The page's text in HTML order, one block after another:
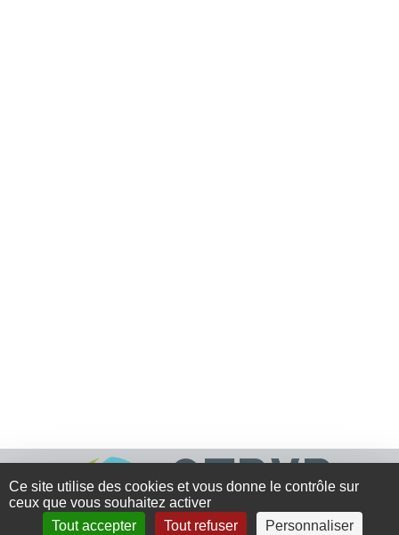
Ce site utilise des cookies et vous donne le contrôle sur
ceux que vous souhaitez activer
Tout accepter
Tout refuser
Personnaliser